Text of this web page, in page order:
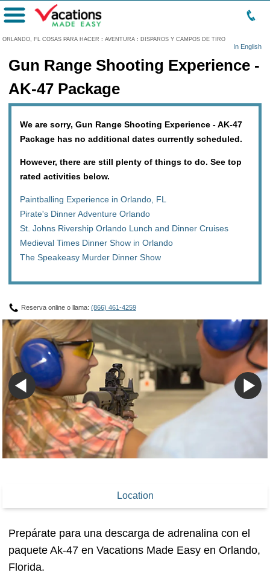
ORLANDO, FL COSAS PARA HACER : AVENTURA : DISPAROS Y CAMPOS DE TIRO
In English
Menú
Gun Range Shooting Experience -
AK-47 Package
We are sorry, Gun Range Shooting Experience - AK-47
Package has no additional dates currently scheduled.
However, there are still plenty of things to do. See top
rated activities below.
Paintballing Experience in Orlando, FL
Pirate's Dinner Adventure Orlando
St. Johns Rivership Orlando Lunch and Dinner Cruises
Medieval Times Dinner Show in Orlando
The Speakeasy Murder Dinner Show
Reserva online o llama: (866) 461-4259
Location
Prepárate para una descarga de adrenalina con el
paquete Ak-47 en Vacations Made Easy en Orlando,
Florida.